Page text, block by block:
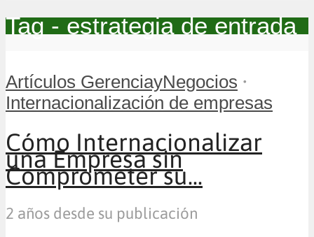
Tag - estrategia de entrada
Artículos GerenciayNegocios •
Internacionalización de empresas
Cómo Internacionalizar
una Empresa sin
Comprometer su...
2 años desde su publicación